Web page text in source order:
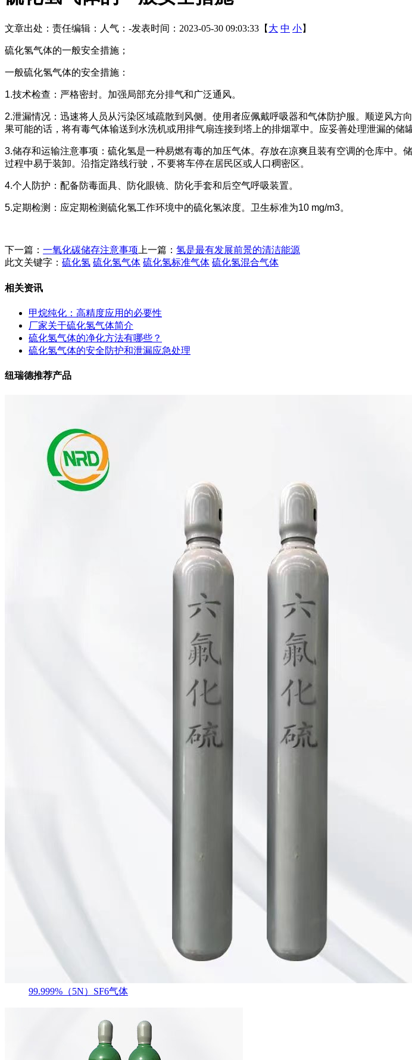
文章出处： 责任编辑： 人气： -发表时间：2023-05-30 09:03:33【 大 中 小】
硫化氢气体的一般安全措施；
一般硫化氢气体的安全措施：
1.技术检查：严格密封。加强局部充分排气和广泛通风。
2.泄漏情况：迅速将人员从污染区域疏散到风侧。使用者应佩戴呼吸器和气体防护服。顺逆风
果可能的话，将有毒气体输送到水洗机或用排气扇连接到塔上的排烟罩中。应妥善处理泄漏的储
3.储存和运输注意事项：硫化氢是一种易燃有毒的加压气体。存放在凉爽且装有空调的仓库中
过程中易于装卸。沿指定路线行驶，不要将车停在居民区或人口稠密区。
4.个人防护：配备防毒面具、防化眼镜、防化手套和后空气呼吸装置。
5.定期检测：应定期检测硫化氢工作环境中的硫化氢浓度。卫生标准为10 mg/m3。
下一篇： 一氧化碳储存注意事项 上一篇： 氢是最有发展前景的清洁能源
此文关键字： 硫化氢 硫化氢气体 硫化氢标准气体 硫化氢混合气体
相关资讯
甲烷纯化：高精度应用的必要性
厂家关于硫化氢气体简介
硫化氢气体的净化方法有哪些？
硫化氢气体的安全防护和泄漏应急处理
纽瑞德推荐产品
99.999%（5N）SF6气体